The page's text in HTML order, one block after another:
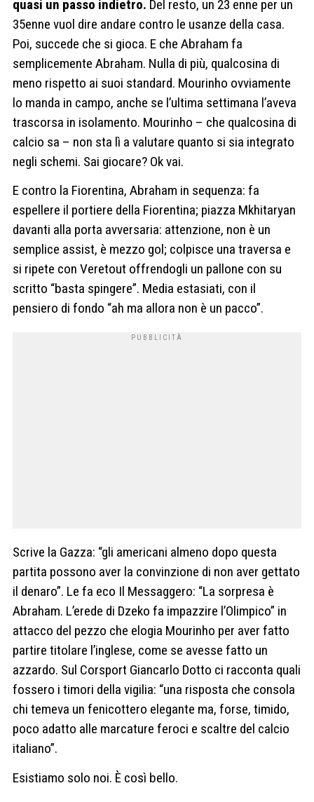
quasi un passo indietro. Del resto, un 23 enne per un
35enne vuol dire andare contro le usanze della casa.
Poi, succede che si gioca. E che Abraham fa
semplicemente Abraham. Nulla di più, qualcosina di
meno rispetto ai suoi standard. Mourinho ovviamente
lo manda in campo, anche se l’ultima settimana l’aveva
trascorsa in isolamento. Mourinho – che qualcosina di
calcio sa – non sta lì a valutare quanto si sia integrato
negli schemi. Sai giocare? Ok vai.
E contro la Fiorentina, Abraham in sequenza: fa
espellere il portiere della Fiorentina; piazza Mkhitaryan
davanti alla porta avversaria: attenzione, non è un
semplice assist, è mezzo gol; colpisce una traversa e
si ripete con Veretout offrendogli un pallone con su
scritto “basta spingere”. Media estasiati, con il
pensiero di fondo “ah ma allora non è un pacco”.
Scrive la Gazza: “gli americani almeno dopo questa
partita possono aver la convinzione di non aver gettato
il denaro”. Le fa eco Il Messaggero: “La sorpresa è
Abraham. L’erede di Dzeko fa impazzire l’Olimpico” in
attacco del pezzo che elogia Mourinho per aver fatto
partire titolare l’inglese, come se avesse fatto un
azzardo. Sul Corsport Giancarlo Dotto ci racconta quali
fossero i timori della vigilia: “una risposta che consola
chi temeva un fenicottero elegante ma, forse, timido,
poco adatto alle marcature feroci e scaltre del calcio
italiano”.
Esistiamo solo noi. È così bello.